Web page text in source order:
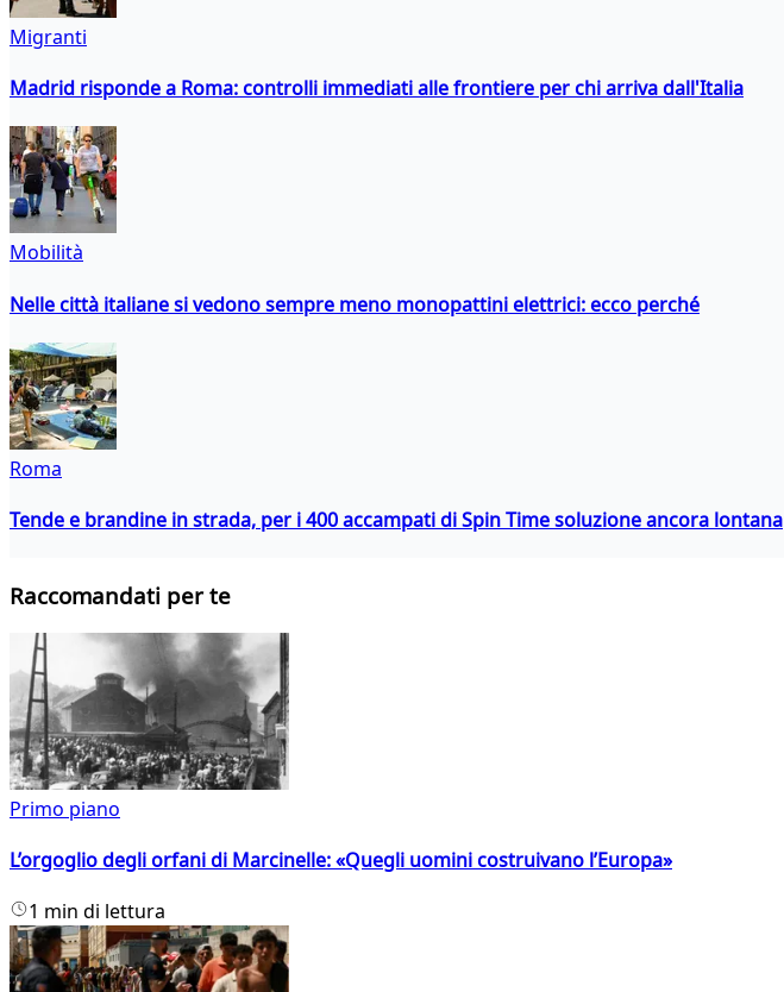
Migranti
Madrid risponde a Roma: controlli immediati alle frontiere per chi arriva dall'Italia
Mobilità
Nelle città italiane si vedono sempre meno monopattini elettrici: ecco perché
Roma
Tende e brandine in strada, per i 400 accampati di Spin Time soluzione ancora lontana
Raccomandati per te
Primo piano
L’orgoglio degli orfani di Marcinelle: «Quegli uomini costruivano l’Europa»
1 min di lettura